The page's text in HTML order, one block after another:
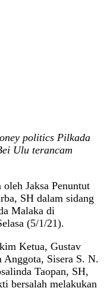
politics Pilkada
Ulu terancam
Jaksa Penuntut
SH dalam sidang
Malaka di
(5/1/21).
Ketua, Gustav
Sisera S. N.
Taopan, SH,
bersalah melakukan